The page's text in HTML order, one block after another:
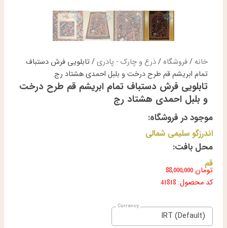
خانه /فروشگاه/ذرع و چارک - پادری/ تابلویی فرش دستباف
تمام ابریشم قم طرح درخت و بلبل احمدی هشتاد رج
تابلویی فرش دستباف تمام ابریشم قم طرح درخت
و بلبل احمدی هشتاد رج
موجود در فروشگاه:
اندرزگو سلیمی شمالی
محل بافت:
قم
تومان
کد محصول: 41818
IRT (Default)